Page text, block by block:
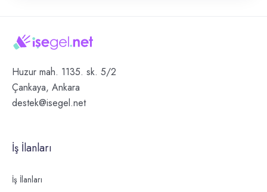
Huzur mah. 1135. sk. 5/2
Çankaya, Ankara
destek@isegel.net
İş İlanları
İş İlanları